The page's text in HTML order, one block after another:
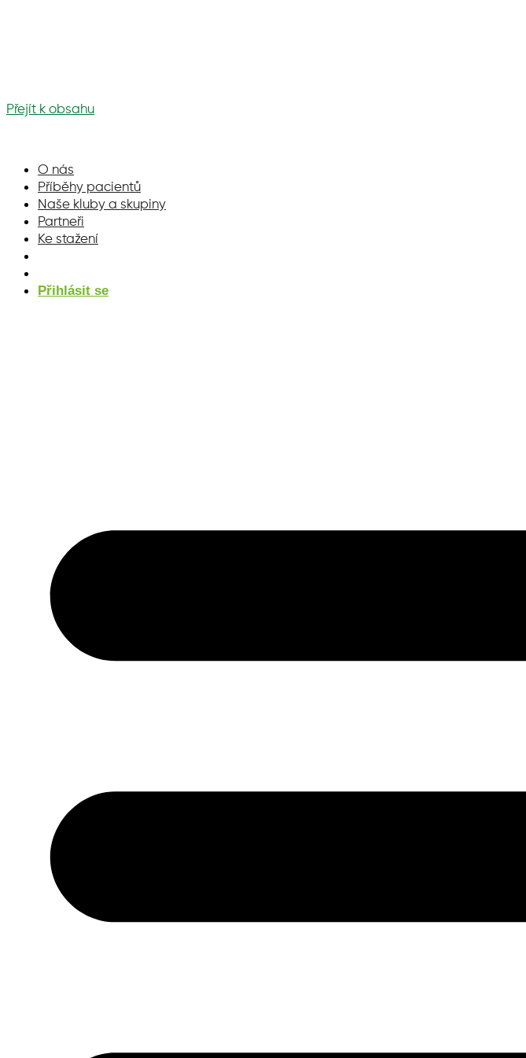
Přejít k obsahu
O nás
Příběhy pacientů
Naše kluby a skupiny
Partneři
Ke stažení
Přihlásit se